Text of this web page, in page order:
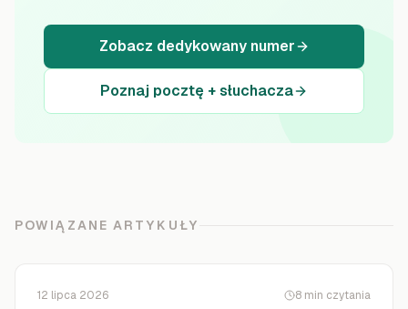
Zobacz dedykowany numer
Poznaj pocztę + słuchacza
POWIĄZANE ARTYKUŁY
12 lipca 2026 8 min czytania